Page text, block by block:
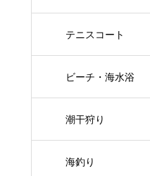
テニスコート
ビーチ・海水浴
潮干狩り
海釣り